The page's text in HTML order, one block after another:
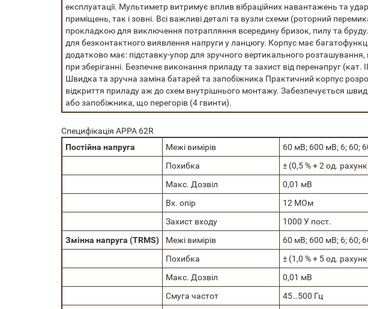
експлуатації. Мультиметр витримує вплив вібраційних навантажень та
приміщень, так і зовні. Всі важливі деталі та вузли схеми (роторний
прокладкою для виключення потрапляння всередину бризок, пилу та бруду.
для безконтактного виявлення напруги у ланцюгу. Корпус має
додатково має: підставку-упор для зручного вертикального
при зберіганні. Безпечне виконання приладу та захист від перенапруг
Швидка та зручна заміна батарей та запобіжника Практичний корпус
відкриття приладу аж до схем внутрішнього монтажу. Забезпечується
або запобіжника, що перегорів (4 гвинти).
Специфікація APPA 62R
Постійна напруга
Межі вимірів
60 мВ; 600 мВ; 6; 60;
Похибка
± (0,5 % + 2 од.
Макс. Дозвіл
0,01 мВ
Вх. опір
12 МОм
Захист входу
1000 У пост.
Змінна напруга (TRMS)
Межі вимірів
60 мВ; 600 мВ; 6; 60;
Похибка
± (1,0 % + 5 од.
Макс. Дозвіл
0,01 мВ
Смуга частот
45…500 Гц